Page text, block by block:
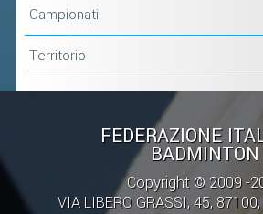
Campionati
Territorio
FEDERAZIONE
BADMINTON
Copyright © 2009 -
VIA LIBERO GRASSI, 45,